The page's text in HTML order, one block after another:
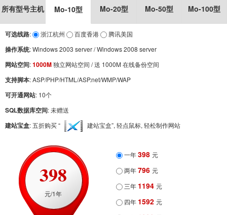
所有型号主机 Mo-10型 Mo-20型 Mo-50型 Mo-100型
可选线路: 浙江杭州 百度香港 腾讯美国
操作系统: Windows 2003 server / Windows 2008 server
网站空间:1000M独立网站空间 / 送 1000M在线备份空间
支持脚本: ASP/PHP/HTML/ASP.net/WMP/WAP
可开通网站: 10个
SQL数据库空间: 未赠送
建站宝盒: 五折购买 “ 建站宝盒”, 轻点鼠标, 轻松制作网站
398
元/1年
一年398 元
两年796 元
三年 1194 元
四年 1592 元